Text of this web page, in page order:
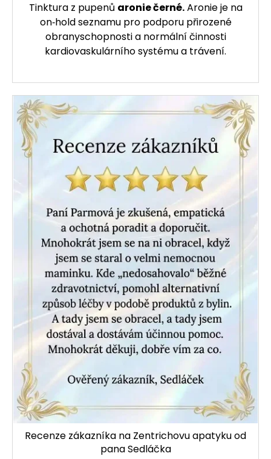
Tinktura z pupenů aronie černé.Aronie je na
on‑hold seznamu pro podporu přirozené
obranyschopnosti a normální činnosti
kardiovaskulárního systému a trávení.
Recenze zákazníka na Zentrichovu apatyku od
pana Sedláčka